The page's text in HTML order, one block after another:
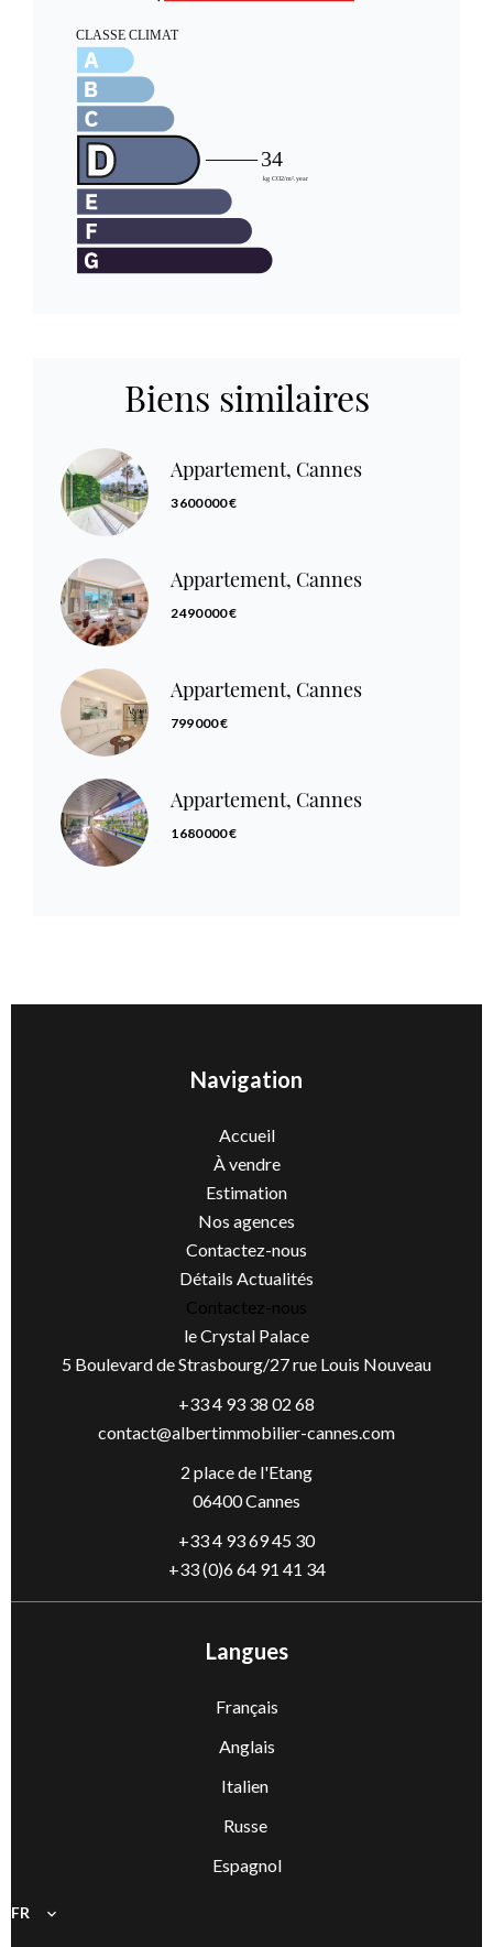
Biens similaires
Appartement, Cannes
3 600 000 €
Appartement, Cannes
2 490 000 €
Appartement, Cannes
799 000 €
Appartement, Cannes
1 680 000 €
Navigation
Accueil
À vendre
Estimation
Nos agences
Contactez-nous
Détails Actualités
Contactez-nous
le Crystal Palace
5 Boulevard de Strasbourg/27 rue Louis Nouveau
+33 4 93 38 02 68
contact@albertimmobilier-cannes.com
2 place de l'Etang
06400 Cannes
+33 4 93 69 45 30
+33 (0)6 64 91 41 34
Langues
Français
Anglais
Italien
Russe
Espagnol
FR